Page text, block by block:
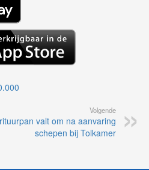
Volgende
valt om na aanvaring
schepen bij Tolkamer